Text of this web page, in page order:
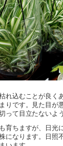
れ込むことが良く
りです。見た目が
って目立たないよ
育ちますが、日光
になります。日照